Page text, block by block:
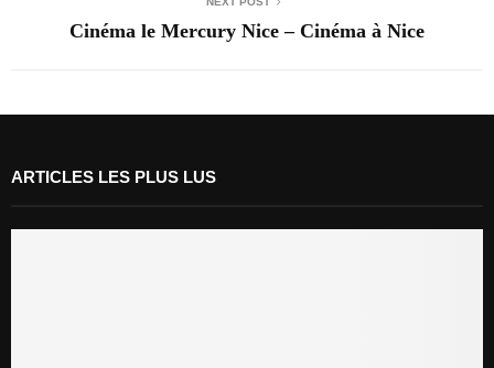
Cinéma le Mercury Nice – Cinéma à Nice
ARTICLES LES PLUS LUS